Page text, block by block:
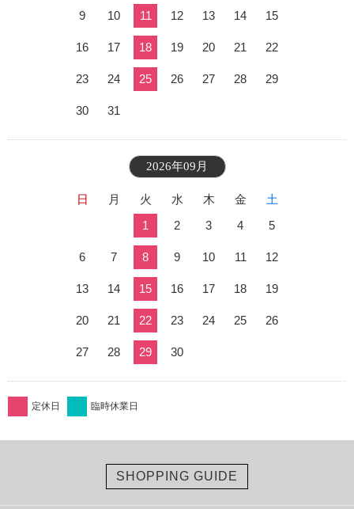
9 10 11 12 13 14 15
16 17 18 19 20 21 22
23 24 25 26 27 28 29
30 31
2026年09月
日 月 火 水 木 金
土
1
2 3 4 5
6 7 8 9 10 11 12
13 14 15 16 17 18 19
20 21 22 23 24 25 26
27 28 29 30
定休日 臨時休業日
SHOPPING GUIDE